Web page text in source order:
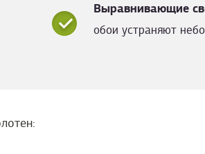
Выравнивающие
обои устраняют